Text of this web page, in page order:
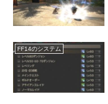
FF14のシステム